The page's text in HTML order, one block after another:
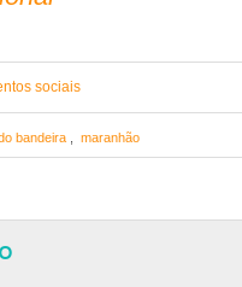
sociais
bandeira maranhão